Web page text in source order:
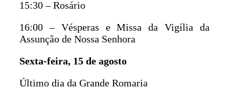
15:30 – Rosário
16:00 – Vésperas e Missa da Vigília da
Assunção de Nossa Senhora
Sexta-feira, 15 de agosto
Último dia da Grande Romaria